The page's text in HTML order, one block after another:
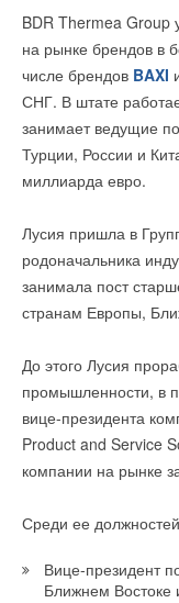
BDR Thermea
на рынке брендов в
числе брендов BAXI
СНГ. В штате
занимает ведущие
Турции, России и
миллиарда евро.
Лусия пришла в
родоначальника
занимала пост
странам Европы,
До этого Лусия
промышленности, в
вице-президента
Product and Service
компании на рынке
Среди ее
Вице-президент
Ближнем Востоке
Уникальный
Автодром «Игора
2017-м и
только в России, но
разместились десять
картинга, парных
подготовки,
привлекателен не
треков, но и
Главная трибуна
зрителей. Автор
«Формулы-1». В
→
Tesla открыла
НОВОСТИ СОК 12
→
Мегазавод
НОВОСТИ СОК 28
НОВОСТИ СОК 20
НОВОСТИ СОК 10
→
эту услугу.
Стартап High Hopes
помощью воздушных
за тонну, а если
$50 — $60 за тонну.
выгодное, чем любая
улавливания
Наземные методы
потому, что
нагреватели и
Эран Орен
превращается при
нагревать или
Необходимые
атмосфере на